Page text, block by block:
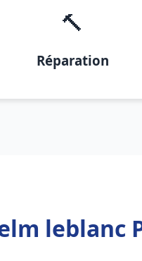
🔨
Réparation
leblanc